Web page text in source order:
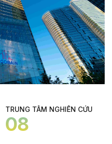
TRUNG TÂM NGHIÊN CỨU
08